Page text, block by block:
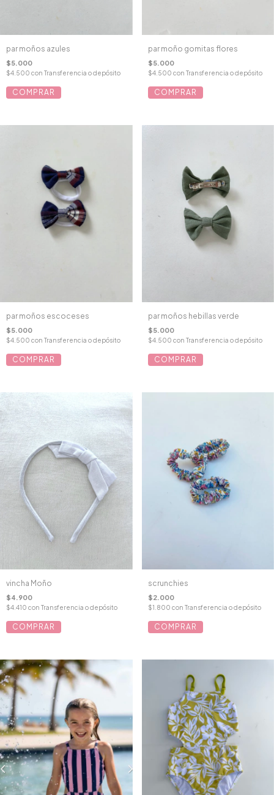
par moños azules
$5.000
$4.500 con Transferencia o depósito
par moño gomitas flores
$5.000
$4.500 con Transferencia o depósito
par moños escoceses
$5.000
$4.500 con Transferencia o depósito
par moños hebillas verde
$5.000
$4.500 con Transferencia o depósito
vincha Moño
$4.900
$4.410 con Transferencia o depósito
scrunchies
$2.000
$1.800 con Transferencia o depósito